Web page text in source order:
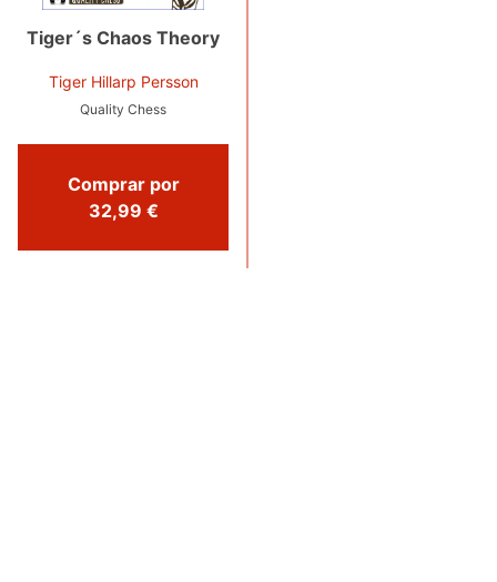
Tiger´s Chaos Theory
Tiger Hillarp Persson
Quality Chess
Comprar por
32,99 €